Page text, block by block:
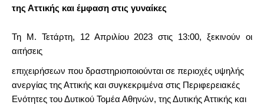
της Αττικής και έμφαση στις γυναίκες
Τη Μ. Τετάρτη, 12 Απριλίου 2023 στις 13:00, ξεκινούν οι
αιτήσεις
επιχειρήσεων που δραστηριοποιούνται σε περιοχές υψηλής
ανεργίας της Αττικής και συγκεκριμένα στις Περιφερειακές
Ενότητες του Δυτικού Τομέα Αθηνών, της Δυτικής Αττικής και